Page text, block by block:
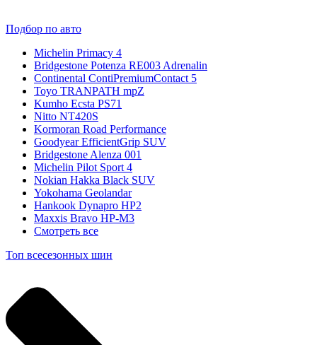
Подбор по авто
Michelin Primacy 4
Bridgestone Potenza RE003 Adrenalin
Continental ContiPremiumContact 5
Toyo TRANPATH mpZ
Kumho Ecsta PS71
Nitto NT420S
Kormoran Road Performance
Goodyear EfficientGrip SUV
Bridgestone Alenza 001
Michelin Pilot Sport 4
Nokian Hakka Black SUV
Yokohama Geolandar
Hankook Dynapro HP2
Maxxis Bravo HP-M3
Смотреть все
Топ всесезонных шин